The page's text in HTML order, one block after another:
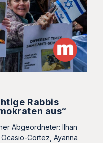
Rabbis
aus“
Abgeordneter: Ilhan
Cortez, Ayanna